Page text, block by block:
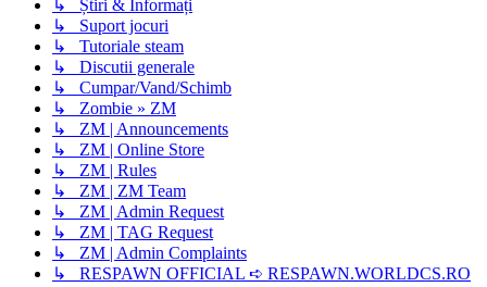
↳ Știri & Informați
↳ Suport jocuri
↳ Tutoriale steam
↳ Discutii generale
↳ Cumpar/Vand/Schimb
↳ Zombie » ZM
↳ ZM | Announcements
↳ ZM | Online Store
↳ ZM | Rules
↳ ZM | ZM Team
↳ ZM | Admin Request
↳ ZM | TAG Request
↳ ZM | Admin Complaints
↳ RESPAWN OFFICIAL ➪ RESPAWN.WORLDCS.RO